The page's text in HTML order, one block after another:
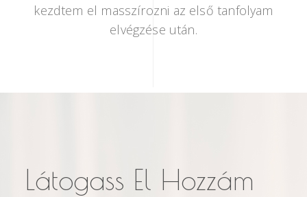
kezdtem el masszírozni az első tanfolyam
elvégzése után.
Látogass El Hozzám